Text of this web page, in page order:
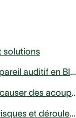
solutions
Comment connecter son appareil auditif en Bluetooth à son téléphone ou télévision ?
Un bouchon d'oreille
Tympanoplastie : définition, risques et déroulement